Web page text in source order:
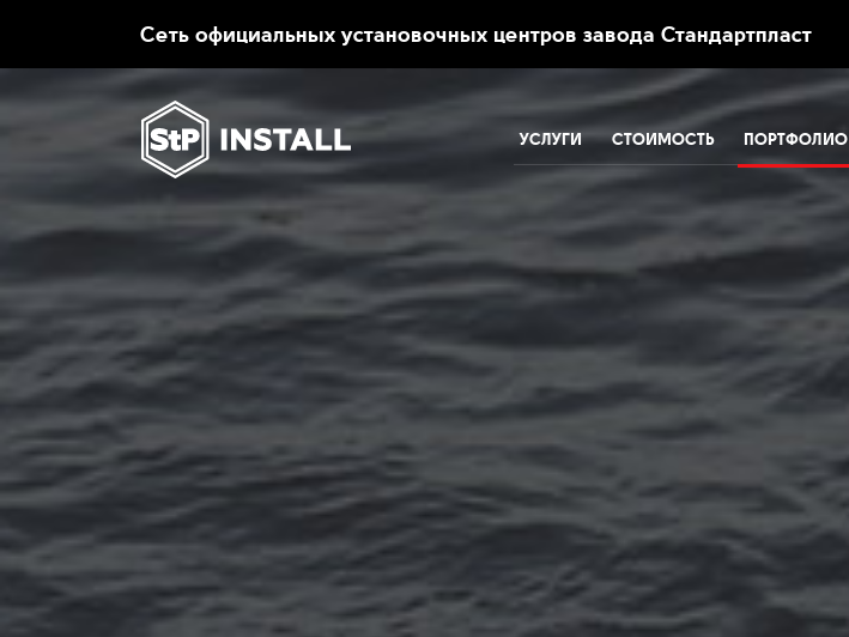
Сеть официальных установочных центров завода Стандартпласт
УСЛУГИ СТОИМОСТЬ ПОРТФОЛИО